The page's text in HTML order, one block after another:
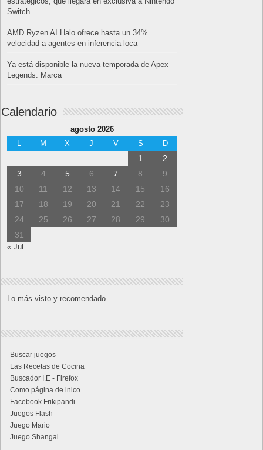
Switch
AMD Ryzen AI Halo ofrece hasta un 34%
velocidad a agentes en inferencia loca
Ya está disponible la nueva temporada de Apex
Legends: Marca
Calendario
agosto 2026
L
M X J V S D
1
2
3
4 5 6 7 8
9
10
11 12 13 14 15
16
17
18 19 20 21 22
23
24
25 26 27 28 29
30
31
« Jul
Lo más visto y recomendado
Buscar juegos
Las Recetas de Cocina
Buscador I.E - Firefox
Como página de inico
Facebook Frikipandi
Juegos Flash
Juego Mario
Juego Shangai